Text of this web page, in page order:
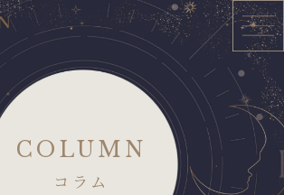
COLUMN
コラム